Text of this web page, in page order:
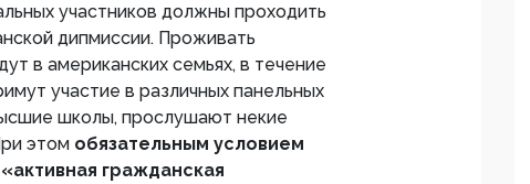
участников должны проходить
дипмиссии. Проживать
в американских семьях, в течение
участие в различных панельных
школы, прослушают некие
этом обязательным условием
гражданская